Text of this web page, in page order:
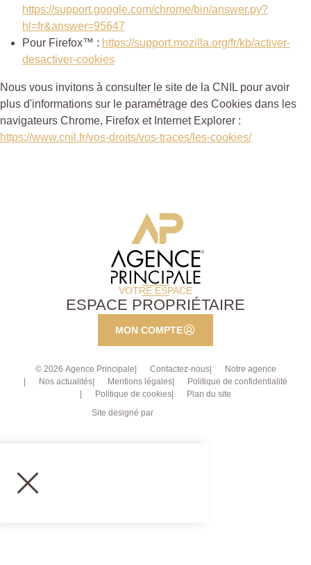
https://support.google.com/chrome/bin/answer.py?
hl=fr&answer=95647
Pour Firefox™ : https://support.mozilla.org/fr/kb/activer-
desactiver-cookies
Nous vous invitons à consulter le site de la CNIL pour avoir
plus d'informations sur le paramétrage des Cookies dans les
navigateurs Chrome, Firefox et Internet Explorer :
https://www.cnil.fr/vos-droits/vos-traces/les-cookies/
VOTRE ESPACE
ESPACE PROPRIÉTAIRE
MON COMPTE
© 2026 Agence Principale Contactez-nous
Notre agence
Nos actualités
Mentions légales
Politique de confidentialité
Politique de cookies
Plan du site
Site designé par